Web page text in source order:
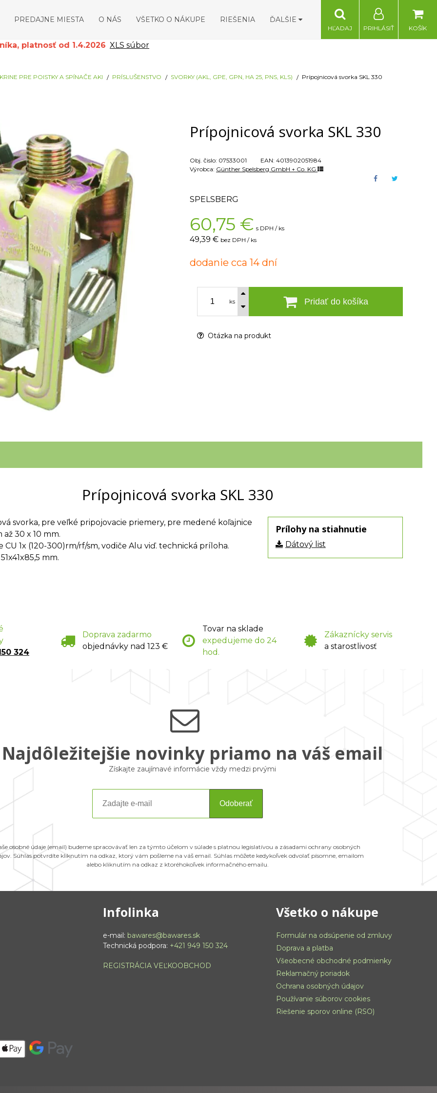
PREDAJNE MIESTA O NÁS VŠETKO O NÁKUPE RIEŠENIA ĎALŠIE
KOŠÍK
PRIHLÁSIŤ
HĽADAJ
platnosť od 1.4.2026 XLS súbor
PRE POISTKY A SPÍNAČE AKI PRÍSLUŠENSTVO SVORKY (AKL, GPE, GPN, HA 25, PNS, KLS) Prípojnicová svorka SKL 330
Prípojnicová svorka SKL 330
Obj. čislo: 07533001 EAN: 4013902051984
Výrobca: Günther Spelsberg GmbH + Co. KG
SPELSBERG
60,75 € s DPH / ks
49,39 € bez DPH / ks
dodanie cca 14 dní
ks Pridať do košíka
Otázka na produkt
Prípojnicová svorka SKL 330
Prílohy na stiahnutie
Dátový list
svorka, pre veľké pripojovacie priemery, pre medené koľajnice
až 30 x 10 mm.
CU 1x (120-300)rm/rf/sm, vodiče Alu viď. technická príloha.
mm.
324
Doprava zadarmo
objednávky nad 123 €
Tovar na sklade
expedujeme do 24
hod.
Zákaznícky servis
a starostlivosť
Najdôležitejšie novinky priamo na váš email
Získajte zaujímavé informácie vždy medzi prvými
Odoberať
osobné údaje (email) budeme spracovávať len za týmto účelom v súlade s platnou legislatívou a zásadami ochrany osobných
Súhlas potvrdíte kliknutím na odkaz, ktorý vám pošleme na váš email. Súhlas môžete kedykoľvek odvolať písomne, emailom
alebo kliknutím na odkaz z ktoréhokoľvek informačného emailu.
Infolinka
e-mail: bawares@bawares.sk
Technická podpora: +421 949 150 324
REGISTRÁCIA VEĽKOOBCHOD
Všetko o nákupe
Formulár na odsúpenie od zmluvy
Doprava a platba
Všeobecné obchodné podmienky
Reklamačný poriadok
Ochrana osobných údajov
Používanie súborov cookies
Riešenie sporov online (RSO)